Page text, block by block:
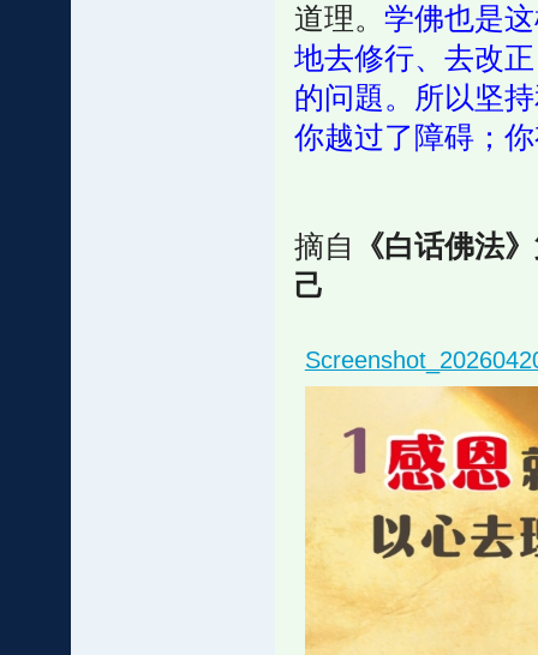
道理。 学佛也是
地去修行、去改
的问題。所以坚
你越过了障碍；
摘自
《白话佛法
己